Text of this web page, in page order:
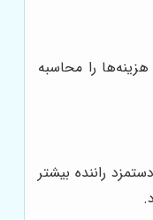
را محاسبه
راننده بیشتر